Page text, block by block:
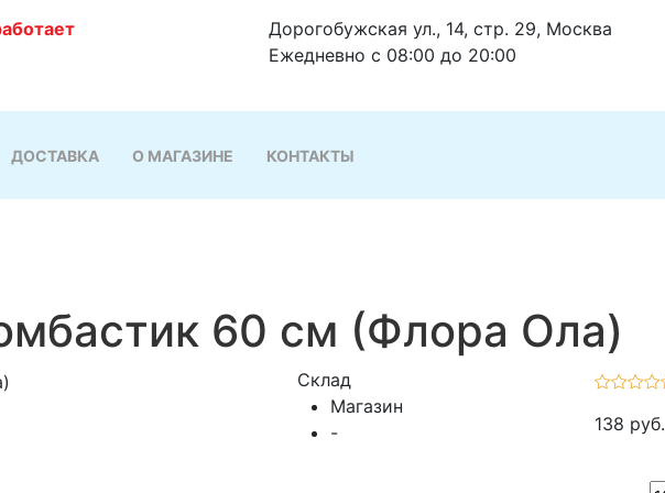
Дорогобужская ул., 14, стр. 29, Москва
Ежедневно с 08:00 до 20:00
ДОСТАВКА О МАГАЗИНЕ КОНТАКТЫ
60 см (Флора Ола)
Склад
Магазин
-
138 руб.